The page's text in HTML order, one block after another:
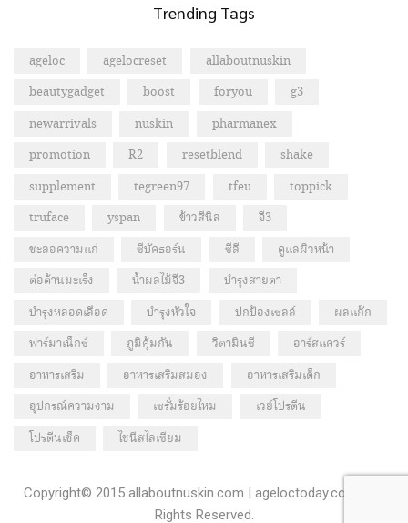
Trending Tags
ageloc agelocreset
allaboutnuskin
beautygadget
boost foryou
g3
newarrivals
nuskin
pharmanex
promotion
R2 resetblend
shake
supplement
tegreen97 tfeu
toppick
truface
yspan ข้าวสีนิล
จี3
ชะลอความแก่
ซีบัคธอร์น ซีลี
ดูแลผิวหน้า
ต่อต้านมะเร็ง
น้ำผลไม้จี3
บำรุงสายตา
บำรุงหลอดเลือด
บำรุงหัวใจ ปกป้องเซลล์
ผลแก๊ก
ฟาร์มาเน็กซ์
ภูมิคุ้มกัน วิตามินซี
อาร์สแควร์
อาหารเสริม
อาหารเสริมสมอง
อาหารเสริมเด็ก
อุปกรณ์ความงาม
เซรั่มร้อยไหม
เวย์โปรตีน
โปรตีนเช็ค
ไชนีสไลเซียม
Copyright© 2015 allaboutnuskin.com | ageloctoday.com - All
Rights Reserved.